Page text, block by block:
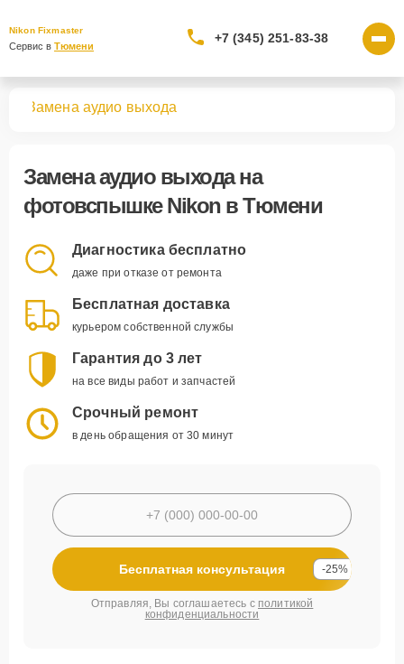
Nikon Fixmaster
Сервис в Тюмени
+7 (345) 251-83-38
Замена аудио выхода
Замена аудио выходана
фотовспышке Nikon в Тюмени
Диагностика бесплатно
даже при отказе от ремонта
Бесплатная доставка
курьером собственной службы
Гарантия до 3 лет
на все виды работ и запчастей
Срочный ремонт
в день обращения от 30 минут
Бесплатная консультация -25%
Отправляя, Вы соглашаетесь с политикой
конфиденциальности